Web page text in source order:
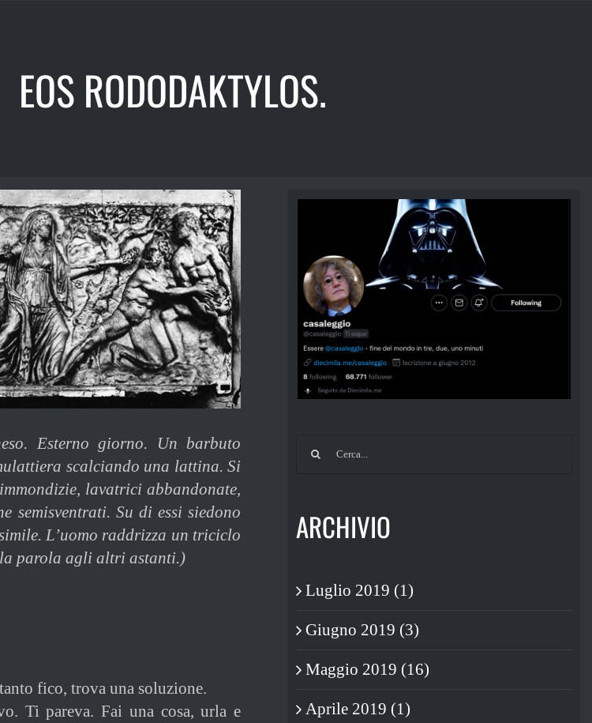
EOS RODODAKTYLOS.
Esterno giorno. Un barbuto
scalciando una lattina. Si
lavatrici abbandonate,
semisventrati. Su di essi siedono
L’uomo raddrizza un triciclo
parola agli altri astanti.)
fico, trova una soluzione.
Ti pareva. Fai una cosa, urla e
Cerca
ARCHIVIO
Luglio 2019 (1)
Giugno 2019 (3)
Maggio 2019 (16)
Aprile 2019 (1)